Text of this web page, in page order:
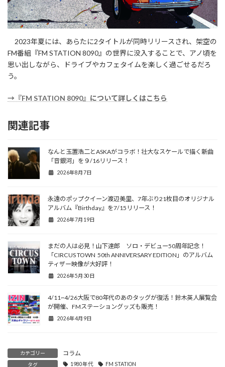
2023年夏には、あらたに2タイトルが同時リリースされ、架空の
FM番組『FM STATION 8090』の世界に没入することで、アノ頃を
思い出しながら、ドライブやカフェタイムを楽しく過ごせるだろ
う。
→『FM STATION 8090』について詳しくはこちら
関連記事
なんと玉置浩二とASKAがコラボ！壮大なスケールで描く新曲
「音銀河」を９/16リリース！
2026年8月7日
永遠のポップクイーン渡辺美里、7年ぶり21枚目のオリジナル
アルバム『Birthday』を7/15リリース！
2026年7月19日
まだの人は必見！山下達郎 ソロ・デビュー50周年記念！
「CIRCUS TOWN 50th ANNIVERSARY EDITION」のアルバム
ティザー映像が大好評！
2026年5月30日
4/11~4/26大阪で80年代のあのタッグが復活！鈴木英人展覧会
が開催、FMステーショングッズも販売！
2026年4月9日
カテゴリー コラム
タグ 1980年代
FM STATION